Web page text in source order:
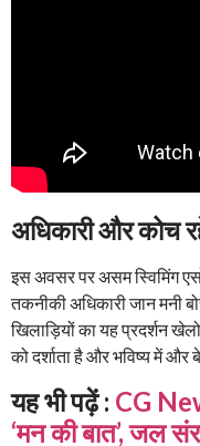
अधिकारी और कोच
इस अवसर पर असम स्विमिंग
तकनीकी अधिकारी जान मनी
खिलाड़ियों का यह प्रदर्शन
को दर्शाता है और भविष्य में और
यह भी पढ़ें : CG
‘मन की बात’, जल